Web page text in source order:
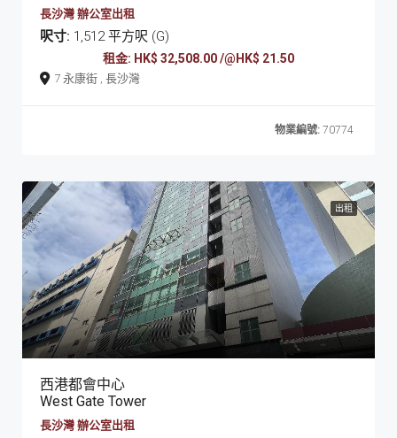
長沙灣 辦公室出租
呎寸: 1,512 平方呎 (G)
租金: HK$ 32,508.00 /@HK$ 21.50
7 永康街 , 長沙灣
物業編號: 70774
出租
西港都會中心
West Gate Tower
長沙灣 辦公室出租